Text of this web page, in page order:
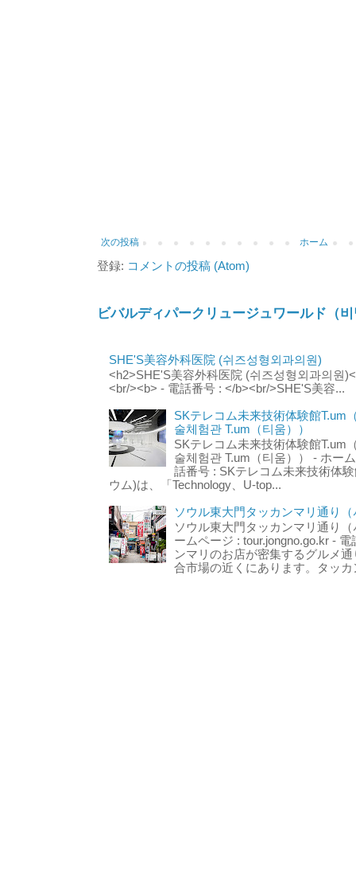
次の投稿 ホーム
登録: コメントの投稿 (Atom)
ビバルディパークリュージュワールド（
SHE'S美容外科医院 (쉬즈성형외과의원)
<h2>SHE'S美容外科医院 (쉬즈성형외과의원
<br/><b> - 電話番号 : </b><br/>SHE'S美容...
SKテレコム未来技術体験館T.um
술체험관 T.um（티움））
SKテレコム未来技術体験館T.um
술체험관 T.um（티움）） - ホー
話番号 : SKテレコム未来技術体
ウム)は、「Technology、U-top...
ソウル東大門タッカンマリ通り
ソウル東大門タッカンマリ通り
ームページ : tour.jongno.go.kr -
ンマリのお店が密集するグルメ
合市場の近くにあります。タッ